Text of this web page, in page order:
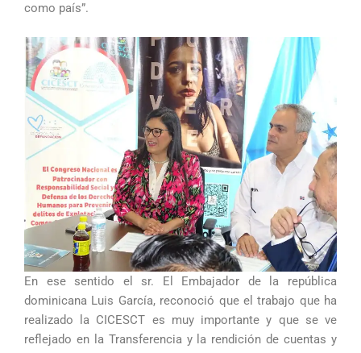
como país”.
En ese sentido el sr. El Embajador de la república
dominicana Luis García, reconoció que el trabajo que ha
realizado la CICESCT es muy importante y que se ve
reflejado en la Transferencia y la rendición de cuentas y